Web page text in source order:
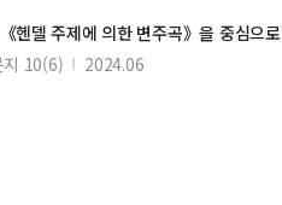
《헨델 주제에 의한 변주곡》을 중심으로
지 10(6) 2024.06